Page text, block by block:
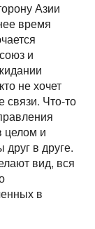
Азии
время
и
не хочет
связи. Что-то
целом и
в друге.
вид, вся
в